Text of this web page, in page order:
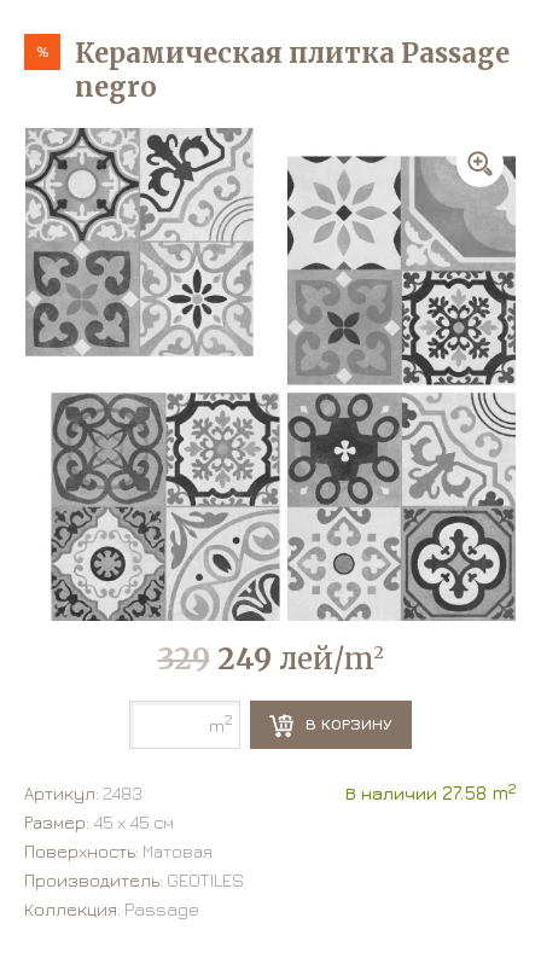
%
Керамическая плитка Passage
negro
329 249 лей/m2
m2 В КОРЗИНУ
Артикул: 2483 В наличии 27.58 m2
Размер: 45 х 45 см
Поверхность: Матовая
Производитель: GEOTILES
Коллекция: Passage